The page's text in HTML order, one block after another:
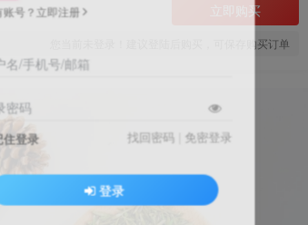
立即购买
您当前未登录！建议登陆后购买，可保存购买订单
账号？立即注册
名/手机号/邮箱
密码
住登录 找回密码 免密登录
登录